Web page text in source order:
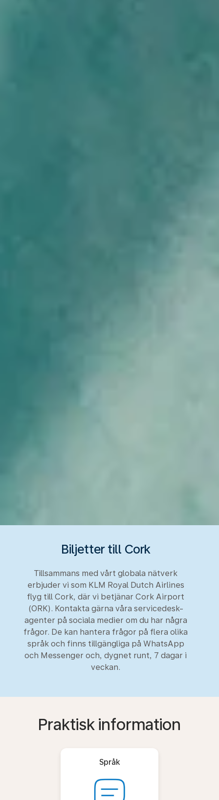
Biljetter till Cork
Tillsammans med vårt globala nätverk
erbjuder vi som KLM Royal Dutch Airlines
flyg till Cork, där vi betjänar Cork Airport
(ORK). Kontakta gärna våra servicedesk-
agenter på sociala medier om du har några
frågor. De kan hantera frågor på flera olika
språk och finns tillgängliga på WhatsApp
och Messenger och, dygnet runt, 7 dagar i
veckan.
Praktisk information
Språk